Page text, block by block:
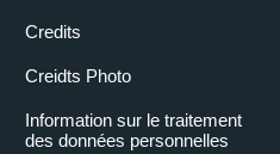
Credits
Creidts Photo
Information sur le traitement
des données personnelles